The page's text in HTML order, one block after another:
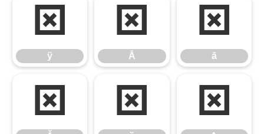
ÿ
ÿ
Ā
Ā
ā
ā
Ă ă Ą